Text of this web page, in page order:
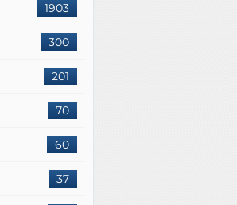
1903
300
201
70
60
37